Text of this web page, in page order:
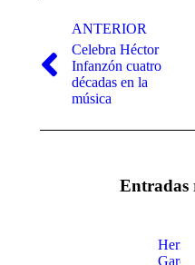
entre
publicaciones
ANTERIOR
Publicación
anterior:
Celebra Héctor
Infanzón cuatro
décadas en la
música
Entradas
García